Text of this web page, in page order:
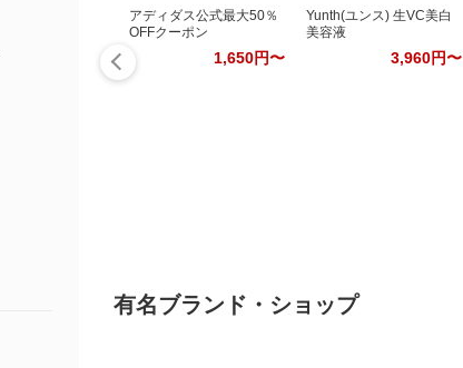
アディダス公式最大50％
OFFクーポン
1,650円〜
Yunth(ユンス) 生VC美白
美容液
3,960円〜
有名ブランド・ショップ